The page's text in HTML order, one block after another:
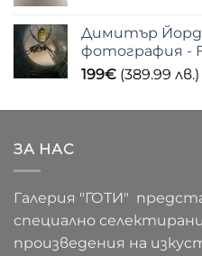
Димитър
фотография -
199€ (389.99 лв.)
ЗА НАС
Галерия "ГОТИ"
специално
произведения на